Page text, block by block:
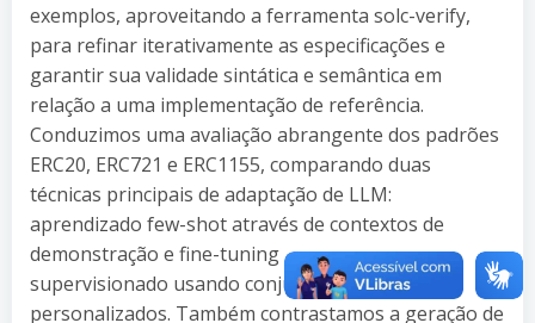
exemplos, aproveitando a ferramenta solc-verify,
para refinar iterativamente as especificações e
garantir sua validade sintática e semântica em
relação a uma implementação de referência.
Conduzimos uma avaliação abrangente dos padrões
ERC20, ERC721 e ERC1155, comparando duas
técnicas principais de adaptação de LLM:
aprendizado few-shot através de contextos de
demonstração e fine-tuning
supervisionado usando conjuntos de dados
personalizados. Também contrastamos a geração de